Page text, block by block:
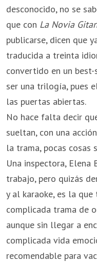
desconocido, no se
que con La Novia
publicarse, dicen que
traducida a treinta
convertido en un best-
ser una trilogía, pues
las puertas abiertas.
No hace falta decir
sueltan, con una
la trama, pocas cosas
Una inspectora, Elena
trabajo, pero quizás
y al karaoke, es la
complicada trama de
aunque sin llegar a
complicada vida
recomendable para